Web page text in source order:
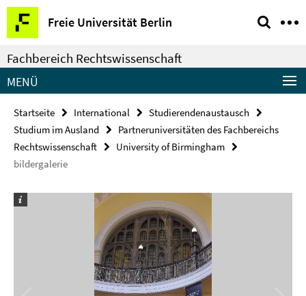
Springe
direkt
zu
Inhalt
Freie Universität Berlin
Service-
Navigation
Fachbereich Rechtswissenschaft
MENÜ
Startseite International
Studierendenaustausch
Studium im Ausland
Partneruniversitäten des Fachbereichs
Rechtswissenschaft
University of Birmingham
bildergalerie